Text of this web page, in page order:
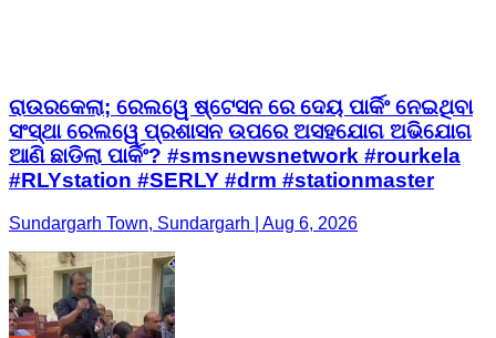
ରାଉରକେଲା; ରେଲୱେ ଷ୍ଟେସନ ରେ ଦେୟ ପାର୍କିଂ ନେଇଥିବା
ସଂସ୍ଥା ରେଲୱେ ପ୍ରଶାସନ ଉପରେ ଅସହଯୋଗ ଅଭିଯୋଗ
ଆଣି ଛାଡିଲା ପାର୍କିଂ? #smsnewsnetwork #rourkela
#RLYstation #SERLY #drm #stationmaster
Sundargarh Town, Sundargarh | Aug 6, 2026